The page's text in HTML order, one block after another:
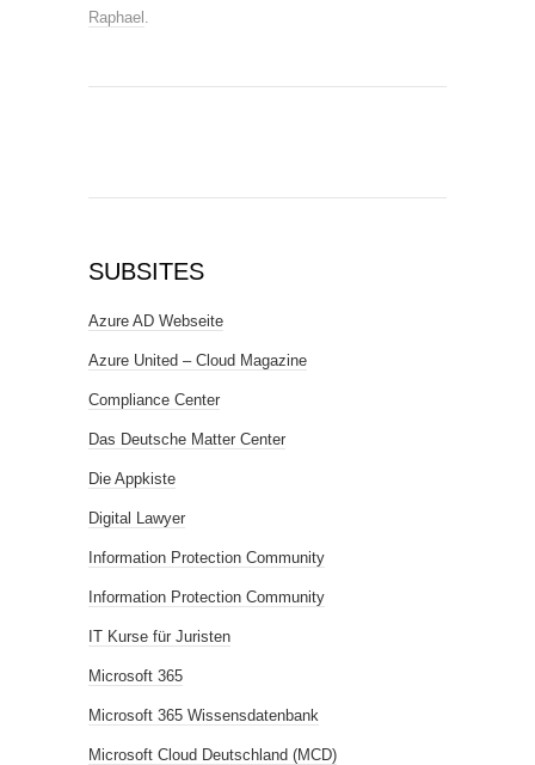
Raphael .
SUBSITES
Azure AD Webseite
Azure United – Cloud Magazine
Compliance Center
Das Deutsche Matter Center
Die Appkiste
Digital Lawyer
Information Protection Community
Information Protection Community
IT Kurse für Juristen
Microsoft 365
Microsoft 365 Wissensdatenbank
Microsoft Cloud Deutschland (MCD)